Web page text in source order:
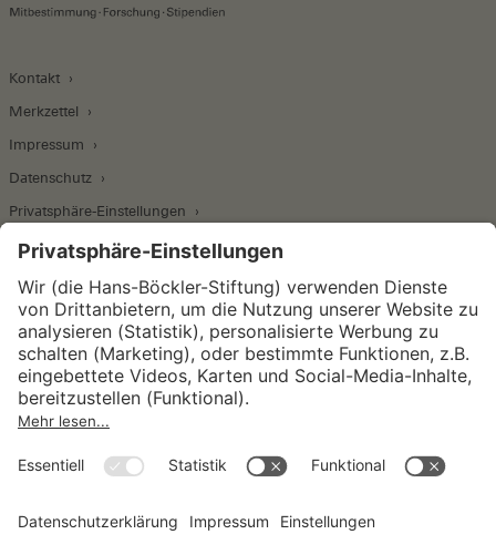
Kontakt
Merkzettel
Impressum
Datenschutz
Privatsphäre-Einstellungen
Wirtschafts- und Sozialwissenschaftliches Institut
Institut für Makroökonomie und
Konjunkturforschung
Unternehmensführung